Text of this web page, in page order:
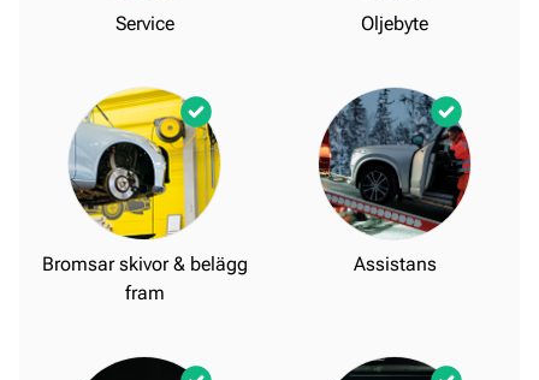
Service Oljebyte
Bromsar skivor & belägg
fram
Assistans